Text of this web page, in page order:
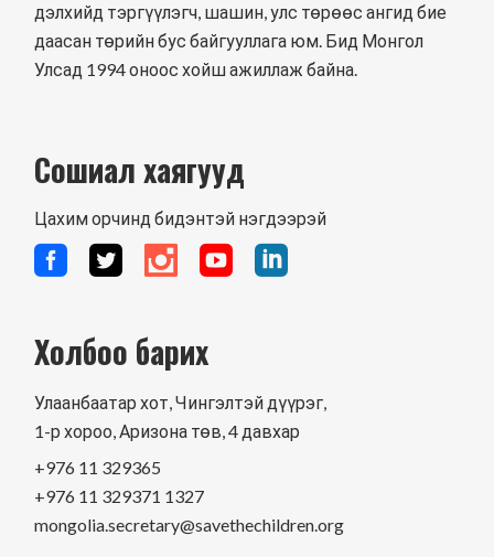
дэлхийд тэргүүлэгч, шашин, улс төрөөс ангид бие
даасан төрийн бус байгууллага юм. Бид Монгол
Улсад 1994 оноос хойш ажиллаж байна.
Сошиал хаягууд
Цахим орчинд бидэнтэй нэгдээрэй
Холбоо барих
Улаанбаатар хот, Чингэлтэй дүүрэг,
1-р хороо, Аризона төв, 4 давхар
+976 11 329365
+976 11 329371 1327
mongolia.secretary@savethechildren.org